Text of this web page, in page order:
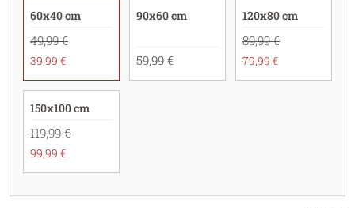
60x40 cm
49,99 €
39,99 €
90x60 cm
59,99 €
120x80 cm
89,99 €
79,99 €
150x100 cm
119,99 €
99,99 €